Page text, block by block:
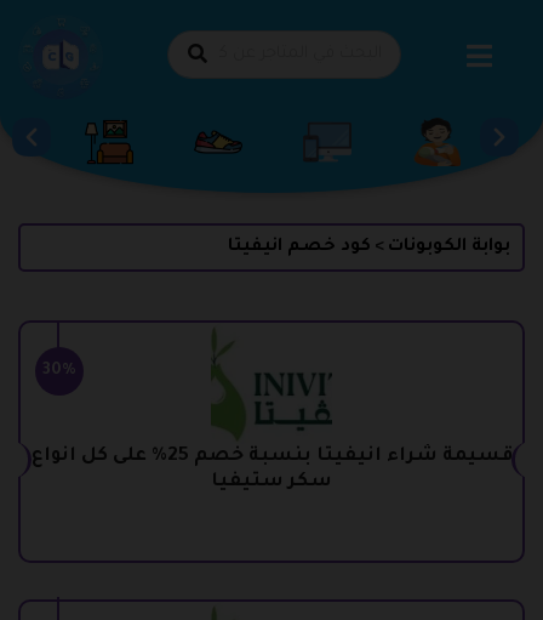
بوابة الكوبونات > كود خصم انيفيتا
30%
قسيمة شراء انيفيتا بنسبة خصم 25% على كل انواع
سكر ستيفيا